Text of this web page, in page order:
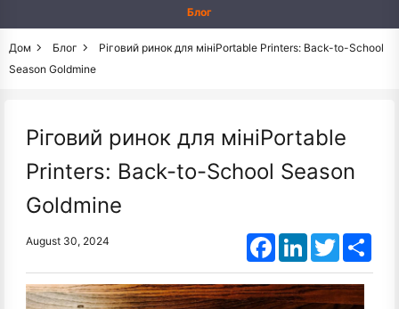
Блог
Дом Блог
Ріговий ринок для мініPortable Printers: Back-to-School
Season Goldmine
Ріговий ринок для мініPortable
Printers: Back-to-School Season
Goldmine
August 30, 2024 FacebookLinkedInTwitter